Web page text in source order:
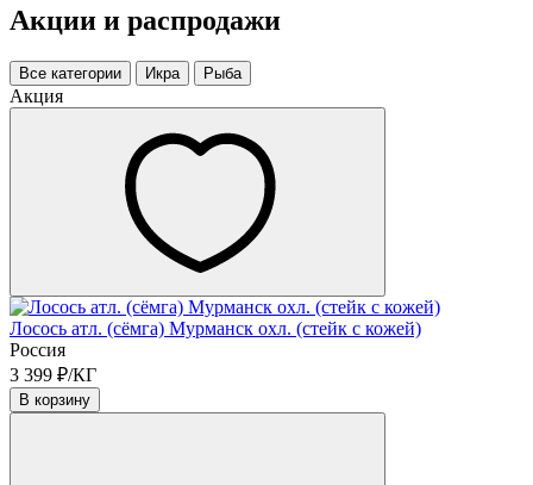
Акции и распродажи
Все категории Икра Рыба
Акция
Лосось атл. (сёмга) Мурманск охл. (стейк с кожей)
Россия
3 399 ₽/КГ
В корзину